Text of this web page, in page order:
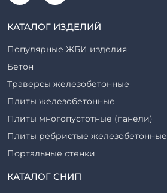
КАТАЛОГ ИЗДЕЛИЙ
Популярные ЖБИ изделия
Бетон
Траверсы железобетонные
Плиты железобетонные
Плиты многопустотные (панели)
Плиты ребристые железобетонные
Портальные стенки
Прогоны железобетонные
КАТАЛОГ СНИП